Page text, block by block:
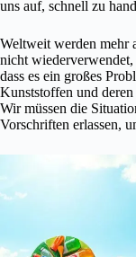
uns auf, schnell zu
Weltweit werden mehr
nicht
dass es ein großes
Kunststoffen und
Wir müssen die
Vorschriften erlassen,